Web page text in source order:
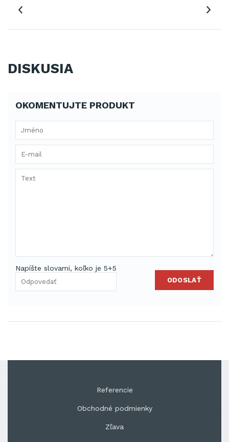
DISKUSIA
OKOMENTUJTE PRODUKT
Napíšte slovami, koľko je 5+5
ODOSLAŤ
Referencie
Obchodné podmienky
Zľava